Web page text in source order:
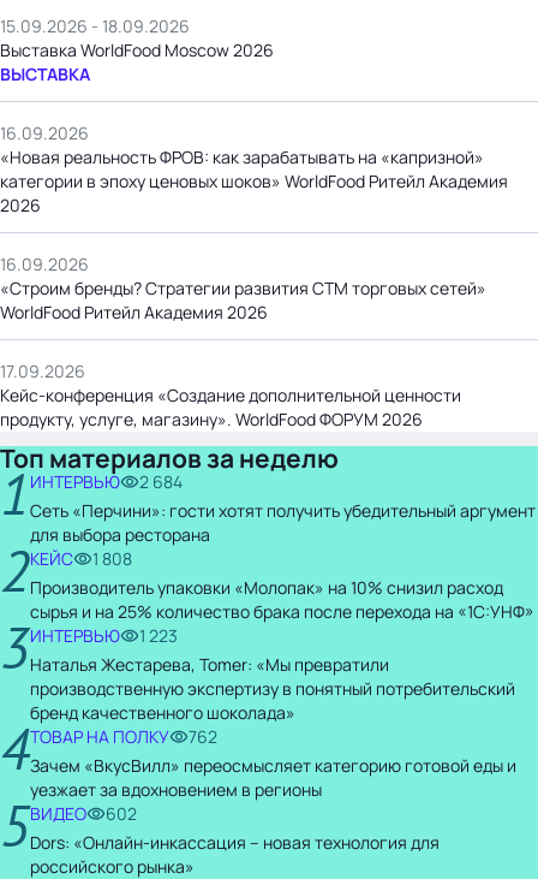
15.09.2026 - 18.09.2026
Выставка WorldFood Moscow 2026
ВЫСТАВКА
16.09.2026
«Новая реальность ФРОВ: как зарабатывать на «капризной»
категории в эпоху ценовых шоков» WorldFood Ритейл Академия
2026
16.09.2026
«Строим бренды? Стратегии развития СТМ торговых сетей»
WorldFood Ритейл Академия 2026
17.09.2026
Кейс-конференция «Создание дополнительной ценности
продукту, услуге, магазину». WorldFood ФОРУМ 2026
Топ материалов за неделю
1 ИНТЕРВЬЮ
2 684
Сеть «Перчини»: гости хотят получить убедительный аргумент
для выбора ресторана
2КЕЙС
1 808
Производитель упаковки «Молопак» на 10% снизил расход
сырья и на 25% количество брака после перехода на «1С:УНФ»
3ИНТЕРВЬЮ
1 223
Наталья Жестарева, Tomer: «Мы превратили
производственную экспертизу в понятный потребительский
бренд качественного шоколада»
4ТОВАР НА ПОЛКУ
762
Зачем «ВкусВилл» переосмысляет категорию готовой еды и
уезжает за вдохновением в регионы
5ВИДЕО
602
Dors: «Онлайн-инкассация – новая технология для
российского рынка»